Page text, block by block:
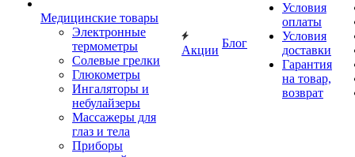
Медицинские товары
Электронные
термометры
Cолевые грелки
Глюкометры
Ингаляторы и
небулайзеры
Массажеры для
глаз и тела
Приборы
Акции
Блог
Условия
оплаты
Условия
доставки
Гарантия
на товар,
возврат